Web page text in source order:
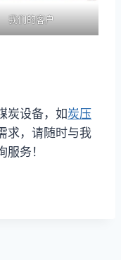
我们的客户
炭设备，如炭压
求，请随时与我
务！